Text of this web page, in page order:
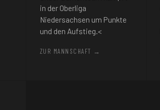
in der Oberliga
Niedersachsen um Punkte
und den Aufstieg.<
ZUR MANNSCHAFT →